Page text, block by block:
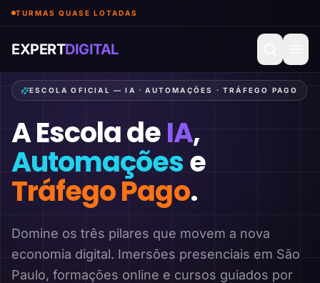
TURMAS QUASE LOTADAS
EXPERTDIGITAL
ESCOLA OFICIAL — IA · AUTOMAÇÕES · TRÁFEGO PAGO
A Escola deIA,
Automaçõese
Tráfego Pago.
Domine os três pilares que movem a nova
economia digital. Imersões presenciais em São
Paulo, formações online e cursos guiados por